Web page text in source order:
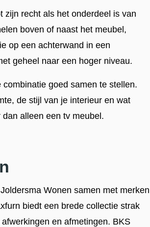
zijn recht als het onderdeel is van
boven of naast het meubel,
op een achterwand in een
geheel naar een hoger niveau.
goed samen te stellen.
de stijl van je interieur en wat
alleen een tv meubel.
Wonen samen met merken
biedt een brede collectie strak
en afmetingen. BKS